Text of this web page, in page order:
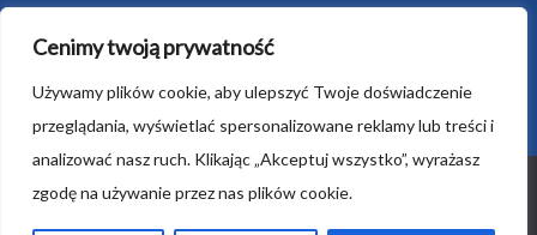
Cenimy twoją prywatność
Używamy plików cookie, aby ulepszyć Twoje doświadczenie
przeglądania, wyświetlać spersonalizowane reklamy lub treści i
analizować nasz ruch. Klikając „Akceptuj wszystko”, wyrażasz
zgodę na używanie przez nas plików cookie.
Ta strona korzysta z ciasteczek aby świadczyć usługi na